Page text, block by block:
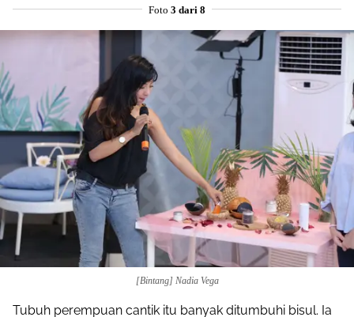
Foto 3 dari 8
[Bintang] Nadia Vega
Tubuh perempuan cantik itu banyak ditumbuhi bisul. Ia